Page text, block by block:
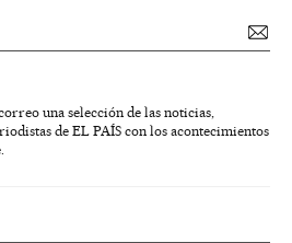
una selección de las noticias,
de EL PAÍS con los acontecimientos